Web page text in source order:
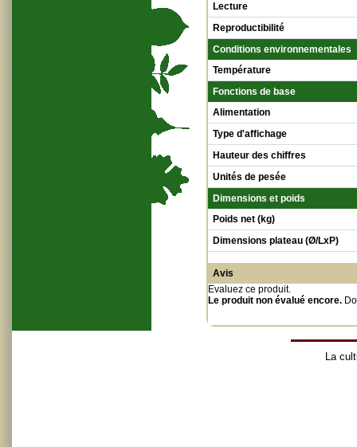
Lecture
Reproductibilité
Conditions environnementales
Température
Fonctions de base
Alimentation
Type d'affichage
Hauteur des chiffres
Unités de pesée
Dimensions et poids
Poids net (kg)
Dimensions plateau (Ø/LxP)
Avis
Evaluez ce produit.
Le produit non évalué encore.
La